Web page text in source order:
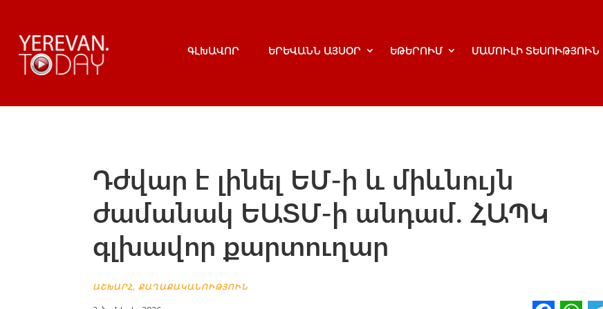
ԳԼԽԱՎՈՐ ԵՐԵՎԱՆՆ ԱՅՍՕՐ ԵԹԵՐՈՒՄ ՄԱՄՈՒԼԻ ՏԵՍՈՒԹՅՈՒՆ
Դժվար է լինել ԵՄ-ի և միևնույն
ժամանակ ԵԱՏՄ-ի անդամ. ՀԱՊԿ
գլխավոր քարտուղար
ԱՇԽԱՐՀ,ՔԱՂԱՔԱԿԱՆՈՒԹՅՈՒՆ